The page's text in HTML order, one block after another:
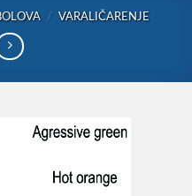
/ VARALIČARENJE